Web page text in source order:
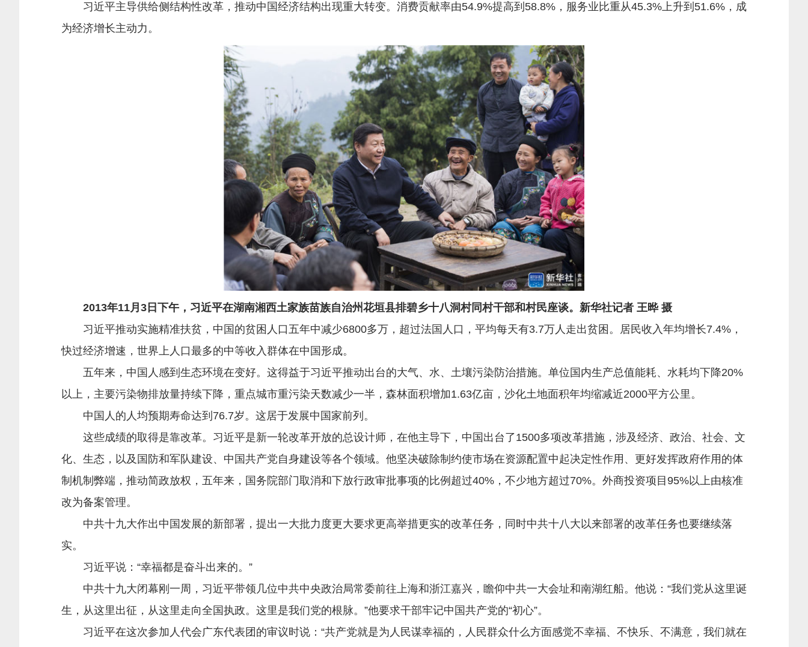
习近平主导供给侧结构性改革，推动中国经济结构出现重大转变。消费贡献率由54.9%提高到58.8%，服务业比重从45.3%上升到51.6%，成
为经济增长主动力。
2013年11月3日下午，习近平在湖南湘西土家族苗族自治州花垣县排碧乡十八洞村同村干部和村民座谈。新华社记者 王晔 摄
习近平推动实施精准扶贫，中国的贫困人口五年中减少6800多万，超过法国人口，平均每天有3.7万人走出贫困。居民收入年均增长7.4%，
快过经济增速，世界上人口最多的中等收入群体在中国形成。
五年来，中国人感到生态环境在变好。这得益于习近平推动出台的大气、水、土壤污染防治措施。单位国内生产总值能耗、水耗均下降20%
以上，主要污染物排放量持续下降，重点城市重污染天数减少一半，森林面积增加1.63亿亩，沙化土地面积年均缩减近2000平方公里。
中国人的人均预期寿命达到76.7岁。这居于发展中国家前列。
这些成绩的取得是靠改革。习近平是新一轮改革开放的总设计师，在他主导下，中国出台了1500多项改革措施，涉及经济、政治、社会、文
化、生态，以及国防和军队建设、中国共产党自身建设等各个领域。他坚决破除制约使市场在资源配置中起决定性作用、更好发挥政府作用的体
制机制弊端，推动简政放权，五年来，国务院部门取消和下放行政审批事项的比例超过40%，不少地方超过70%。外商投资项目95%以上由核准
改为备案管理。
中共十九大作出中国发展的新部署，提出一大批力度更大要求更高举措更实的改革任务，同时中共十八大以来部署的改革任务也要继续落
实。
习近平说：“幸福都是奋斗出来的。”
中共十九大闭幕刚一周，习近平带领几位中共中央政治局常委前往上海和浙江嘉兴，瞻仰中共一大会址和南湖红船。他说：“我们党从这里诞
生，从这里出征，从这里走向全国执政。这里是我们党的根脉。”他要求干部牢记中国共产党的“初心”。
习近平在这次参加人代会广东代表团的审议时说：“共产党就是为人民谋幸福的，人民群众什么方面感觉不幸福、不快乐、不满意，我们就在